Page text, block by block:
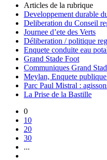
Articles de la rubrique
Developpement durable
Deliberation du Conseil
Journee d’ete des Verts
Déliberation / politique
Enquete conduite eau
Grand Stade Foot
Communiques Grand
Meylan, Enquete
Parc Paul Mistral :
La Prise de la Bastille
0
10
20
30
...